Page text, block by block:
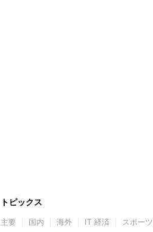
トピックス
主要 国内 海外 IT 経済 スポーツ